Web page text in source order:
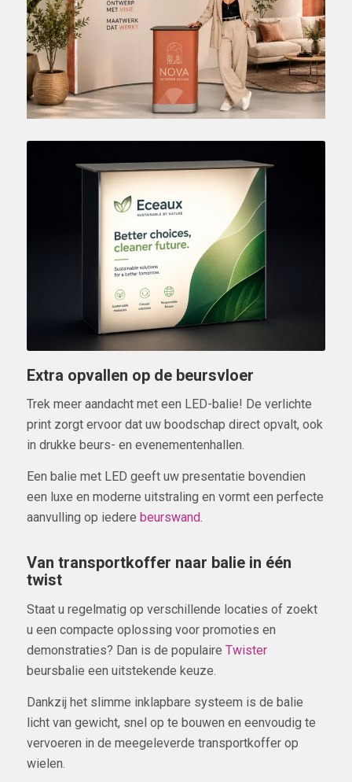
Extra opvallen op de beursvloer
Trek meer aandacht met een LED-balie! De verlichte
print zorgt ervoor dat uw boodschap direct opvalt, ook
in drukke beurs- en evenementenhallen.
Een balie met LED geeft uw presentatie bovendien
een luxe en moderne uitstraling en vormt een perfecte
aanvulling op iedere beurswand.
Van transportkoffer naar balie in één
twist
Staat u regelmatig op verschillende locaties of zoekt
u een compacte oplossing voor promoties en
demonstraties? Dan is de populaire Twister
beursbalie een uitstekende keuze.
Dankzij het slimme inklapbare systeem is de balie
licht van gewicht, snel op te bouwen en eenvoudig te
vervoeren in de meegeleverde transportkoffer op
wielen.